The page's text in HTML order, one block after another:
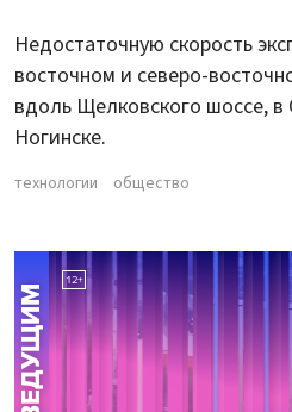
Недостаточную скорость
восточном и северо-
вдоль Щелковского шоссе,
Ногинске.
технологии общество